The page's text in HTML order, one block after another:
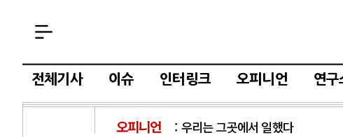
전체기사 이슈 인터링크 오피니언 연구
오피니언 우리는 그곳에서 일했다